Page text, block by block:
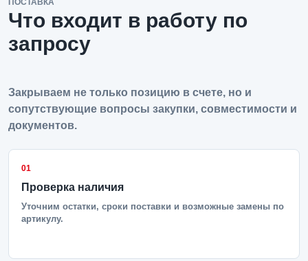
ПОСТАВКА
Что входит в работу по
запросу
Закрываем не только позицию в счете, но и
сопутствующие вопросы закупки, совместимости и
документов.
01
Проверка наличия
Уточним остатки, сроки поставки и возможные замены по
артикулу.